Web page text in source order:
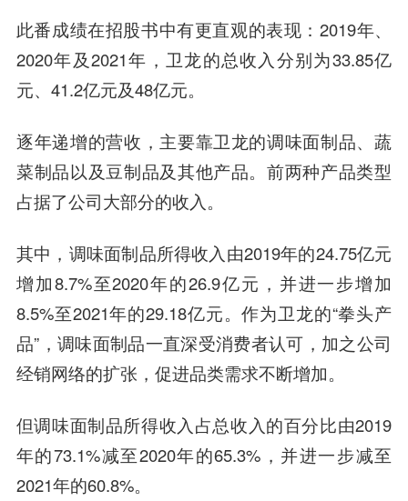
此番成绩在招股书中有更直观的表现：2019年、
2020年及2021年，卫龙的总收入分别为33.85亿
元、41.2亿元及48亿元。
逐年递增的营收，主要靠卫龙的调味面制品、蔬
菜制品以及豆制品及其他产品。前两种产品类型
占据了公司大部分的收入。
其中，调味面制品所得收入由2019年的24.75亿元
增加8.7%至2020年的26.9亿元，并进一步增加
8.5%至2021年的29.18亿元。作为卫龙的“拳头产
品”，调味面制品一直深受消费者认可，加之公司
经销网络的扩张，促进品类需求不断增加。
但调味面制品所得收入占总收入的百分比由2019
年的73.1%减至2020年的65.3%，并进一步减至
2021年的60.8%。